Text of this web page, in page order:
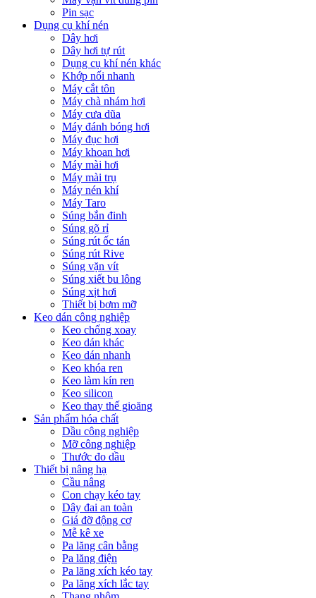
Pin sạc
Dụng cụ khí nén
Dây hơi
Dây hơi tự rút
Dụng cụ khí nén khác
Khớp nối nhanh
Máy cắt tôn
Máy chà nhám hơi
Máy cưa dũa
Máy đánh bóng hơi
Máy đục hơi
Máy khoan hơi
Máy mài hơi
Máy mài trụ
Máy nén khí
Máy Taro
Súng bắn đinh
Súng gõ rỉ
Súng rút ốc tán
Súng rút Rive
Súng vặn vít
Súng xiết bu lông
Súng xịt hơi
Thiết bị bơm mỡ
Keo dán công nghiệp
Keo chống xoay
Keo dán khác
Keo dán nhanh
Keo khóa ren
Keo làm kín ren
Keo silicon
Keo thay thế gioăng
Sản phẩm hóa chất
Dầu công nghiệp
Mỡ công nghiệp
Thước đo dầu
Thiết bị nâng hạ
Cầu nâng
Con chạy kéo tay
Dây đai an toàn
Giá đỡ động cơ
Mễ kê xe
Pa lăng cân bằng
Pa lăng điện
Pa lăng xích kéo tay
Pa lăng xích lắc tay